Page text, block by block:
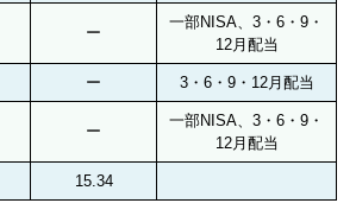
ー
一部NISA、3・6・9・
12月配当
ー 3・6・9・12月配当
ー
一部NISA、3・6・9・
12月配当
15.34